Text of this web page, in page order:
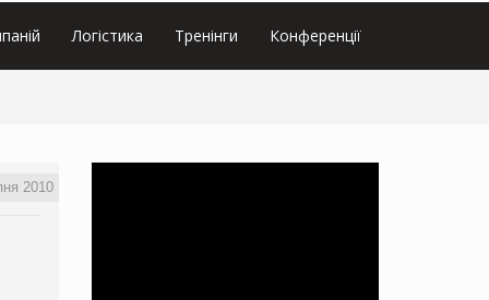
Логістика Тренінги Конференції
2010